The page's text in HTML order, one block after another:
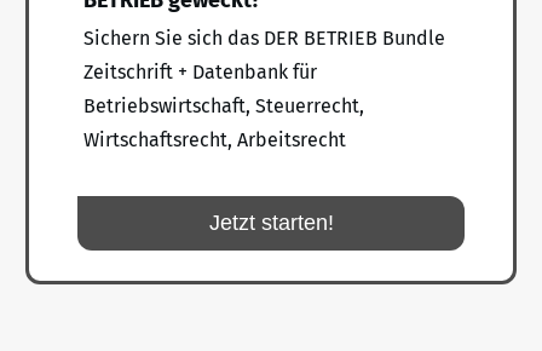
Sichern Sie sich das DER BETRIEB Bundle
Zeitschrift + Datenbank für
Betriebswirtschaft, Steuerrecht,
Wirtschaftsrecht, Arbeitsrecht
Jetzt starten!